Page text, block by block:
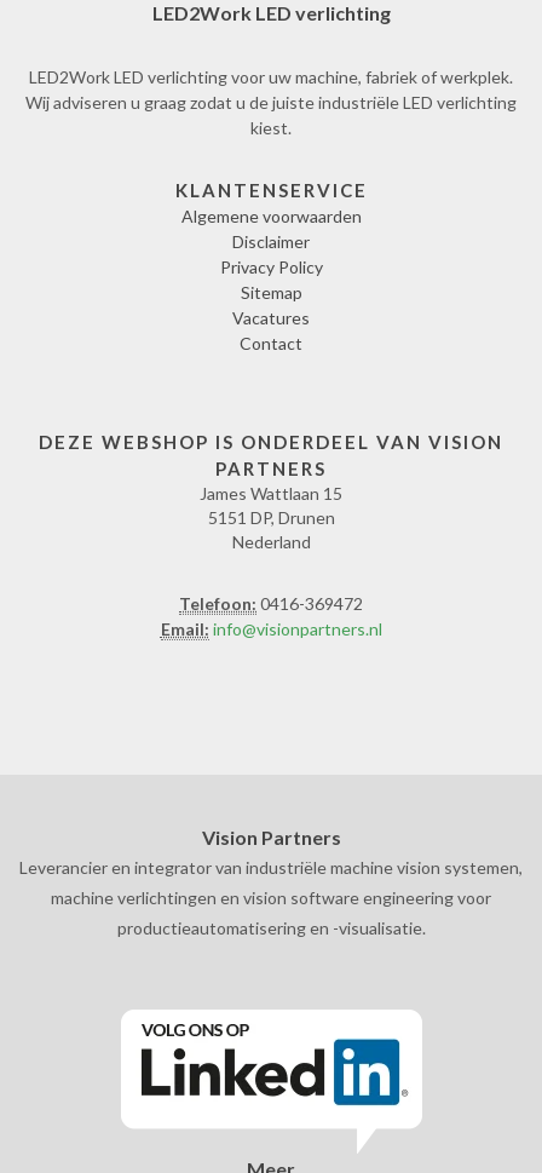
LED2Work LED verlichting
LED2Work LED verlichting voor uw machine, fabriek of werkplek.
Wij adviseren u graag zodat u de juiste industriële LED verlichting
kiest.
KLANTENSERVICE
Algemene voorwaarden
Disclaimer
Privacy Policy
Sitemap
Vacatures
Contact
DEZE WEBSHOP IS ONDERDEEL VAN VISION
PARTNERS
James Wattlaan 15
5151 DP, Drunen
Nederland
Telefoon: 0416-369472
Email: info@visionpartners.nl
Vision Partners
Leverancier en integrator van industriële machine vision systemen,
machine verlichtingen en vision software engineering voor
productieautomatisering en -visualisatie.